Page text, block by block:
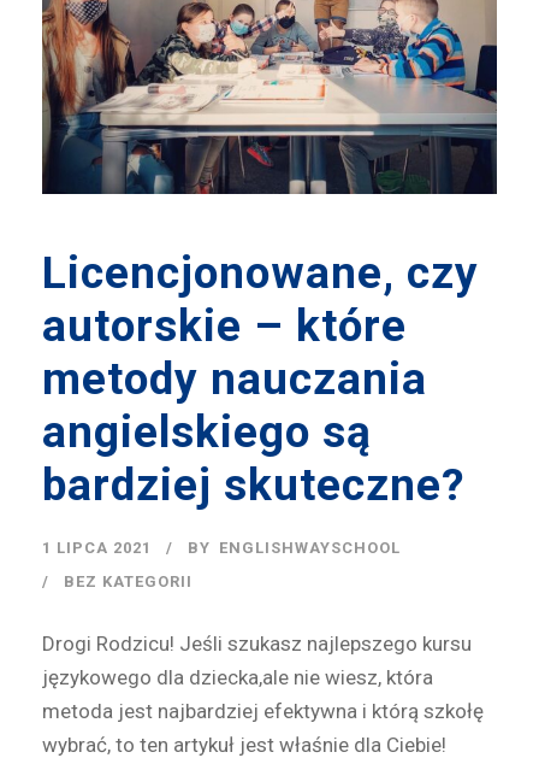
Licencjonowane, czy
autorskie – które
metody nauczania
angielskiego są
bardziej skuteczne?
1 LIPCA 2021 BY ENGLISHWAYSCHOOL
BEZ KATEGORII
Drogi Rodzicu! Jeśli szukasz najlepszego kursu
językowego dla dziecka,ale nie wiesz, która
metoda jest najbardziej efektywna i którą szkołę
wybrać, to ten artykuł jest właśnie dla Ciebie!